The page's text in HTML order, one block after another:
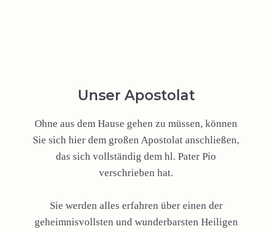
Unser Apostolat
Ohne aus dem Hause gehen zu müssen, können
Sie sich hier dem großen Apostolat anschließen,
das sich vollständig dem hl. Pater Pio
verschrieben hat.
Sie werden alles erfahren über einen der
geheimnisvollsten und wunderbarsten Heiligen